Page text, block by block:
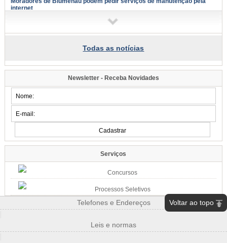
internet
Samae faz campanha para grandes geradores de lixo
para explicar sobre a lei
confira
Música, arte e cultura marcam mais um fim de semana na cidade
07:34
Famílias do Loteamento Arnold Zickuhr recebem regularização dos
imóveis após 23 anos
Prefeitura entrega documentação de 18 lotes na Velha Central; espera
2026/08-06/06
15:39
Semana da Juventude inicia na próxima quarta-feira, dia 12: confira a
Esporte, cultura, saúde e atividades de integração estarão disponíveis em
Todas as notícias
Newsletter - Receba Novidades
Serviços
Concursos
Processos Seletivos
Telefones e Endereços
Leis e normas
Voltar ao topo